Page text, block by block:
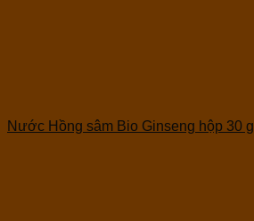
Nước Hồng sâm Bio Ginseng hộp 30